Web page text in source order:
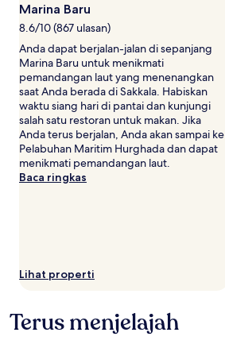
tambahan
mungkin
berlaku.
Marina Baru
8.6/10 (867 ulasan)
Anda dapat berjalan-jalan di sepanjang
Marina Baru untuk menikmati
pemandangan laut yang menenangkan
saat Anda berada di Sakkala. Habiskan
waktu siang hari di pantai dan kunjungi
salah satu restoran untuk makan. Jika
Anda terus berjalan, Anda akan sampai ke
Pelabuhan Maritim Hurghada dan dapat
menikmati pemandangan laut.
Baca ringkas
Lihat properti
Terus menjelajah